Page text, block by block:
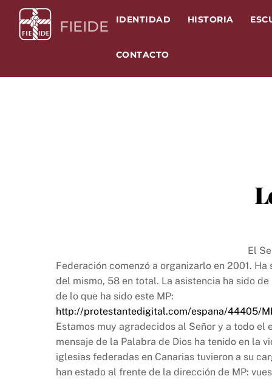
content
FIEIDE IDENTIDAD HISTORIA
CONTACTO
El
Federación comenzó a organizarlo en 2001.
del mismo, 58 en total. La asistencia ha sido
de lo que ha sido este MP:
http://protestantedigital.com/espana/44405/
Estamos muy agradecidos al Señor y a todo el
mensaje de la Palabra de Dios ha tenido en la
iglesias federadas en Canarias tuvieron a su
han estado al frente de la dirección de MP: